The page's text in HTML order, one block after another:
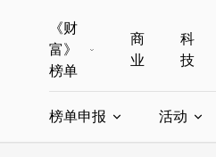
《财
富》
榜单
全部榜单
商
业
科
技
榜单申报 活动